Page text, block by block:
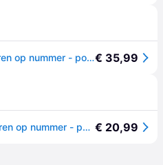
Ravensburger creart schilderen op nummer - pokémon pikachu€ 35,99
Ravensburger Creart schilderen op nummer - pokémon pikachu € 20,99